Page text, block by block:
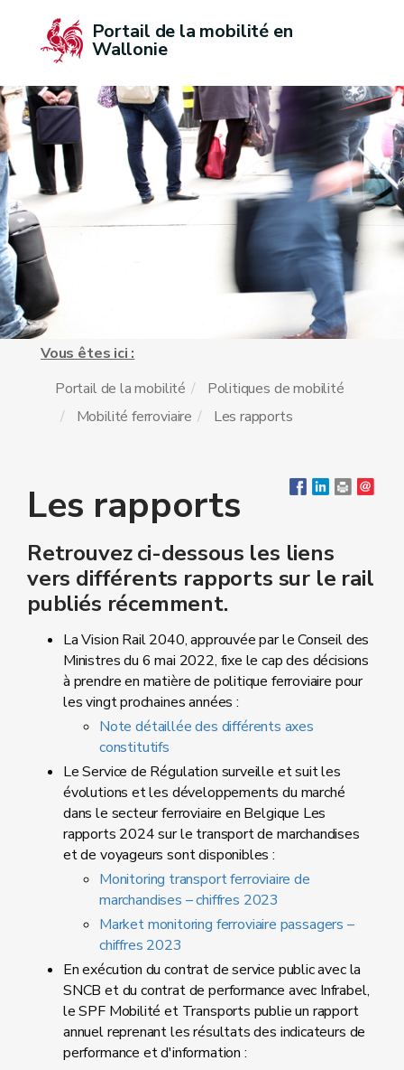
Portail de la mobilité en
Wallonie
Vous êtes ici :
Portail de la mobilité
Politiques de mobilité
Mobilité ferroviaire
Les rapports
Les rapports
Retrouvez ci-dessous les liens
vers différents rapports sur le rail
publiés récemment.
La Vision Rail 2040, approuvée par le Conseil des
Ministres du 6 mai 2022, fixe le cap des décisions
à prendre en matière de politique ferroviaire pour
les vingt prochaines années :
Note détaillée des différents axes
constitutifs
Le Service de Régulation surveille et suit les
évolutions et les développements du marché
dans le secteur ferroviaire en Belgique Les
rapports 2024 sur le transport de marchandises
et de voyageurs sont disponibles :
Monitoring transport ferroviaire de
marchandises – chiffres 2023
Market monitoring ferroviaire passagers –
chiffres 2023
En exécution du contrat de service public avec la
SNCB et du contrat de performance avec Infrabel,
le SPF Mobilité et Transports publie un rapport
annuel reprenant les résultats des indicateurs de
performance et d'information :